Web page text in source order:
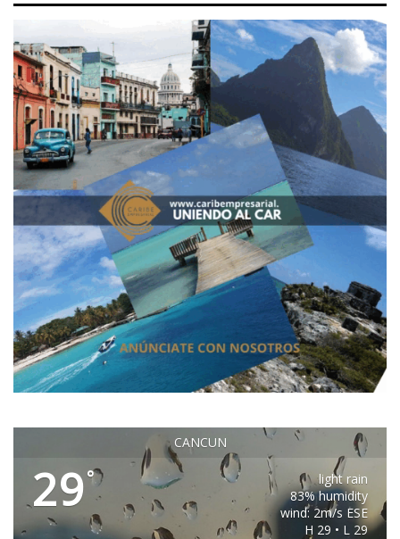
CANCUN
29°
light rain
83% humidity
wind: 2m/s ESE
H 29 • L 29